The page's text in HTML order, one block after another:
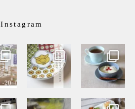
Instagram